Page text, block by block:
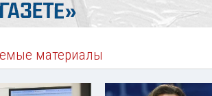
материалы